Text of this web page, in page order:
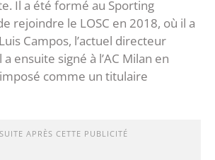
Il a été formé au Sporting
rejoindre le LOSC en 2018, où il a
Campos, l’actuel directeur
ensuite signé à l’AC Milan en
imposé comme un titulaire
APRÈS CETTE PUBLICITÉ